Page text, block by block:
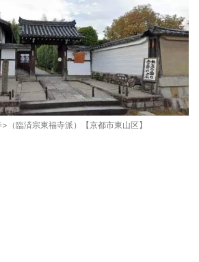
（臨済宗東福寺派）【京都市東山区】